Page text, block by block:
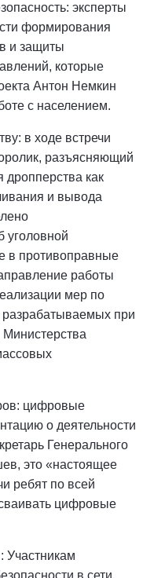
эксперты
формирования
и защиты
которые
Антон Немкин
с населением.
в ходе встречи
разъясняющий
как
и вывода
уголовной
в противоправные
работы
мер по
разрабатываемых при
цифровые
о деятельности
Генерального
это «настоящее
ребят по всей
цифровые
в сети.